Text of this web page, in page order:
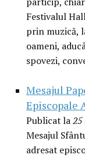
Festivalul
prin muzică,
oameni,
spovezi,
Mesajul
Episcopale
Publicat la25
Mesajul
adresat